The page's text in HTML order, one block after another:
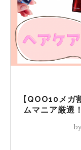
【QOO10メ
ムマニア厳選
by